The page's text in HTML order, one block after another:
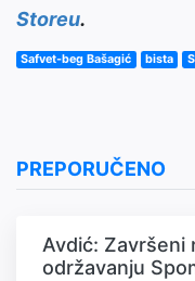
Storeu.
Safvet-beg Bašagić bista
PREPORUČENO
Avdić: Završeni
održavanju